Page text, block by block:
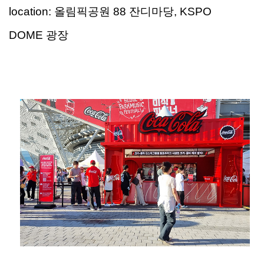
location: 올림픽공원 88 잔디마당, KSPO
DOME 광장